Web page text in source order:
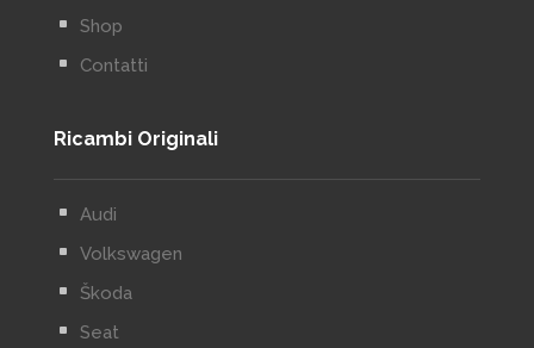
^ Shop
^ Contatti
Ricambi Originali
^ Audi
^ Volkswagen
^ Škoda
^ Seat